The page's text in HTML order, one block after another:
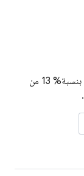
تحقق Ahoy Games زيادة في عمليات الشراء بنسبة% 13 من
.